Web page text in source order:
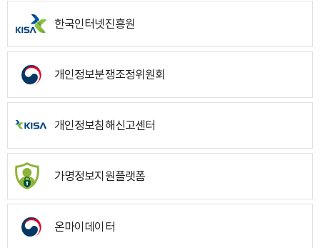
한국인터넷진흥원
개인정보분쟁조정위원회
개인정보침해신고센터
가명정보지원플랫폼
온마이데이터